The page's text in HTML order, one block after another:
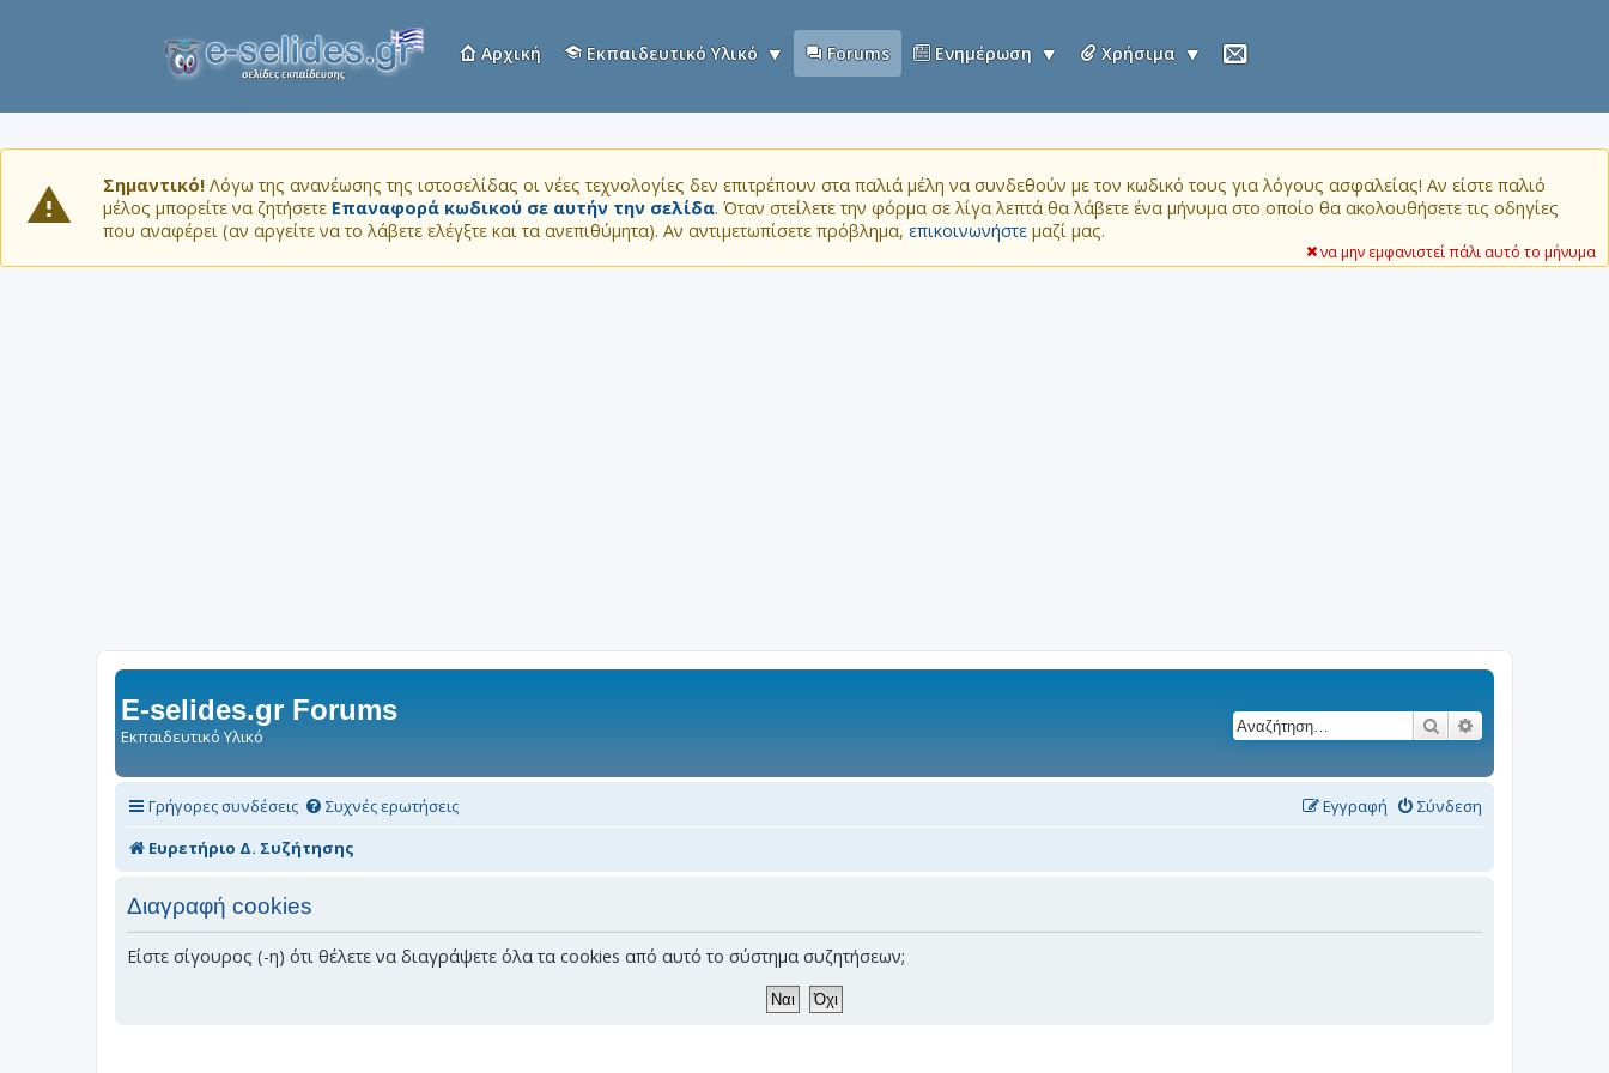
Αρχική Εκπαιδευτικό Υλικό Forums Ενημέρωση Χρήσιμα
Σημαντικό! Λόγω της ανανέωσης της ιστοσελίδας οι νέες τεχνολογίες δεν επιτρέπουν στα παλιά μέλη να συνδεθούν με τον κωδικό τους για λόγους ασφαλείας! Αν είστε παλιό
μέλος μπορείτε να ζητήσετε Επαναφορά κωδικού σε αυτήν την σελίδα. Όταν στείλετε την φόρμα σε λίγα λεπτά θα λάβετε ένα μήνυμα στο οποίο θα ακολουθήσετε τις οδηγίες
που αναφέρει (αν αργείτε να το λάβετε ελέγξτε και τα ανεπιθύμητα). Αν αντιμετωπίσετε πρόβλημα, επικοινωνήστε μαζί μας.
να μην εμφανιστεί πάλι αυτό το μήνυμα
E-selides.gr Forums
Εκπαιδευτικό Υλικό
Αναζήτηση
Γρήγορες συνδέσεις Συχνές ερωτήσεις Σύνδεση
Εγγραφή
Ευρετήριο Δ. Συζήτησης
Διαγραφή cookies
Είστε σίγουρος (-η) ότι θέλετε να διαγράψετε όλα τα cookies από αυτό το σύστημα συζητήσεων;